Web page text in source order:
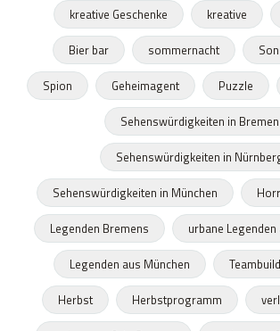
kreative Geschenke
kreative
Bier bar
sommernacht
Spion
Geheimagent Puzzle
Sehenswürdigkeiten in Bremen
Sehenswürdigkeiten in
Sehenswürdigkeiten in München
Legenden Bremens
urbane
Legenden aus München
Herbst
Herbstprogramm